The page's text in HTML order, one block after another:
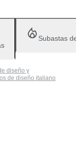
Subastas
diseño y
de diseño italiano